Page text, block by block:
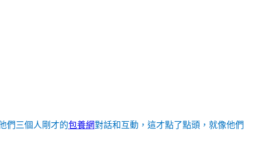
們三個人剛才的包養網對話和互動，這才點了點頭，就像他們